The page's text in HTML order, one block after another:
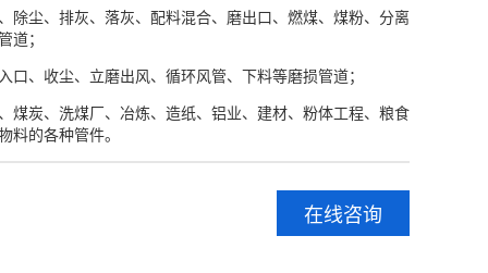
除尘、排灰、落灰、配料混合、磨出口、燃煤、煤粉、分离
道；
口、收尘、立磨出风、循环风管、下料等磨损管道；
煤炭、洗煤厂、冶炼、造纸、铝业、建材、粉体工程、粮食
料的各种管件。
在线咨询